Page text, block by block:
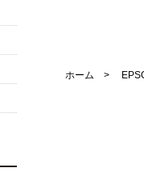
ホーム >